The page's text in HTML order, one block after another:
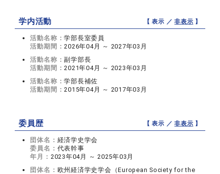
学内活動 【 表示 ／非表示 】
活動名称：学部長室委員
活動期間：2026年04月 ～ 2027年03月
活動名称：副学部長
活動期間：2021年04月 ～ 2023年03月
活動名称：学部長補佐
活動期間：2015年04月 ～ 2017年03月
委員歴 【 表示 ／非表示 】
団体名： 経済学史学会
委員名： 代表幹事
年月： 2023年04月 ～ 2025年03月
団体名： 欧州経済学史学会（European Society for the